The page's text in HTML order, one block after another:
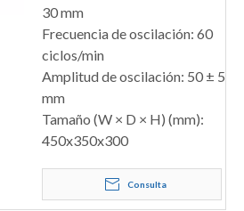
30 mm
Frecuencia de oscilación: 60
ciclos/min
Amplitud de oscilación: 50 ± 5
mm
Tamaño (W × D × H) (mm):
450x350x300
Consulta